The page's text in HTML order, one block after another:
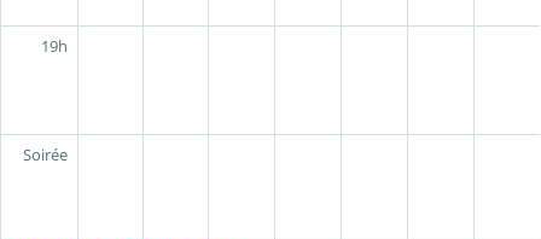
19h
Soirée